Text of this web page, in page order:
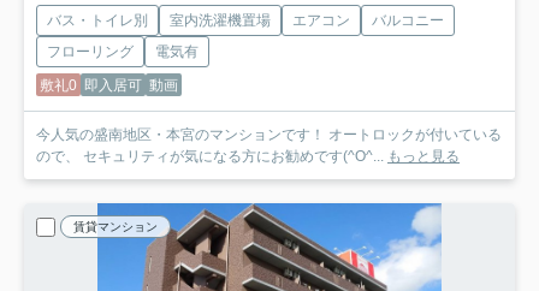
バス・トイレ別 室内洗濯機置場 エアコン
バルコニー
フローリング
電気有
敷礼0 即入居可 動画
今人気の盛南地区・本宮のマンションです！ オートロックが付いている
ので、 セキュリティが気になる方にお勧めです(^O^...
もっと見る
賃貸マンション